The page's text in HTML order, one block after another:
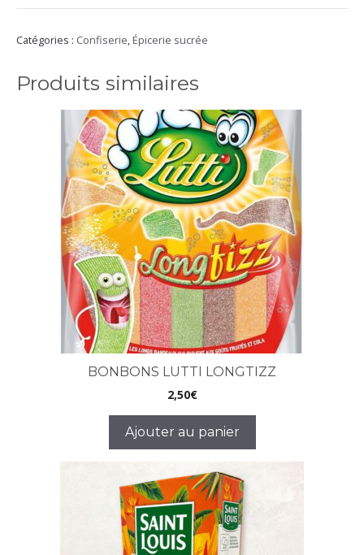
Pastilles
Rendez
Catégories : Confiserie, Épicerie sucrée
Produits similaires
BONBONS LUTTI LONGTIZZ
2,50€
Ajouter au panier